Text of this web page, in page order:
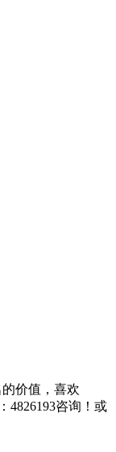
价值，喜欢
4826193咨询！或